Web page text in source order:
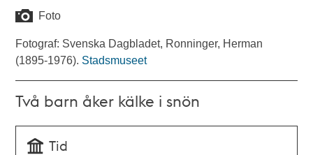
Foto
Fotograf: Svenska Dagbladet, Ronninger, Herman
(1895-1976). Stadsmuseet
Två barn åker kälke i snön
Tid